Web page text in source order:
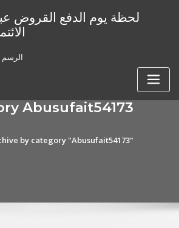
لحظة يوم الدفع القروض
الرسم
Abusufait54173
by category "Abusufait54173"